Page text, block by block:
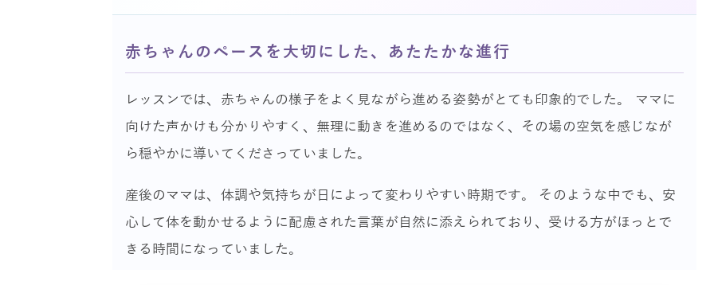
赤ちゃんのペースを大切にした、あたたかな進行
レッスンでは、赤ちゃんの様子をよく見ながら進める姿勢がとても印象的でした。 ママに
向けた声かけも分かりやすく、無理に動きを進めるのではなく、その場の空気を感じなが
ら穏やかに導いてくださっていました。
産後のママは、体調や気持ちが日によって変わりやすい時期です。 そのような中でも、安
心して体を動かせるように配慮された言葉が自然に添えられており、受ける方がほっとで
きる時間になっていました。